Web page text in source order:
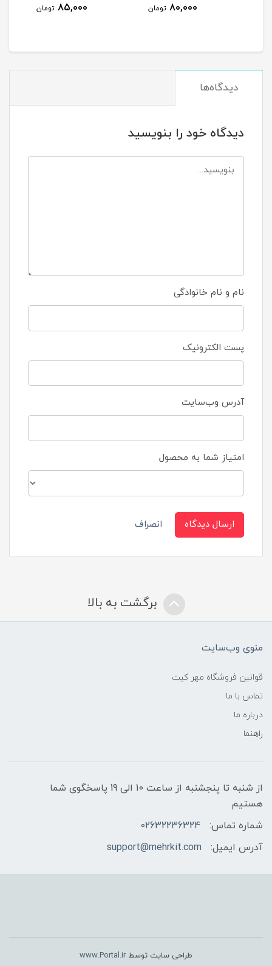
80,000 تومان 85,000 تومان
دیدگاه‌ها
دیدگاه خود را بنویسید
نام و نام خانوادگی
پست الکترونیک
آدرس وب‌سایت
امتیاز شما به محصول
ارسال دیدگاه انصراف
برگشت به بالا
منوی وب‌سایت
قوانین فروشگاه مهر کیت
تماس با ما
درباره ما
راهنما
از شنبه تا پنجشنبه از ساعت 10 الی 19 پاسخگوی شما
هستیم
شماره تماس:
02632236324
آدرس ایمیل:
support@mehrkit.com
طراحی سایت توسط www.Portal.ir